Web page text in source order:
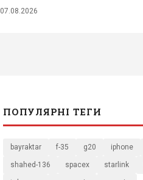
07.08.2026
ПОПУЛЯРНІ ТЕГИ
bayraktar f-35 g20 iphone
shahed-136 spacex starlink